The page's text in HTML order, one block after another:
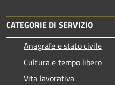
CATEGORIE DI SERVIZIO
Anagrafe e stato civile
Cultura e tempo libero
Vita lavorativa